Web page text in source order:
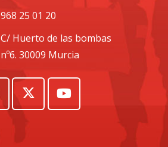
968 25 01 20
C/ Huerto de las bombas
nº6. 30009 Murcia